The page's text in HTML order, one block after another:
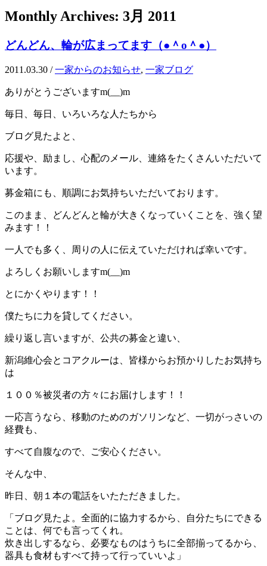
Monthly Archives: 3月 2011
どんどん、輪が広まってます（●＾o＾●）
2011.03.30 /一家からのお知らせ, 一家ブログ
ありがとうございますm(__)m
毎日、毎日、いろいろな人たちから
ブログ見たよと、
応援や、励まし、心配のメール、連絡をたくさんいただいて
います。
募金箱にも、順調にお気持ちいただいております。
このまま、どんどんと輪が大きくなっていくことを、強く望
みます！！
一人でも多く、周りの人に伝えていただければ幸いです。
よろしくお願いしますm(__)m
とにかくやります！！
僕たちに力を貸してください。
繰り返し言いますが、公共の募金と違い、
新潟維心会とコアクルーは、皆様からお預かりしたお気持ち
は
１００％被災者の方々にお届けします！！
一応言うなら、移動のためのガソリンなど、一切がっさいの
経費も、
すべて自腹なので、ご安心ください。
そんな中、
昨日、朝１本の電話をいたただきました。
「ブログ見たよ。全面的に協力するから、自分たちにできる
ことは、何でも言ってくれ。
炊き出しするなら、必要なものはうちに全部揃ってるから、
器具も食材もすべて持って行っていいよ」